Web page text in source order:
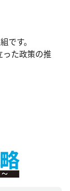
です。
た政策の推